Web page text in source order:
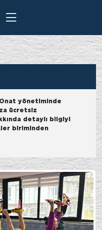
yönetiminde
ücretsiz
detaylı bilgiyi
biriminden